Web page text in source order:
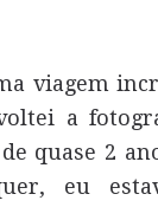
viagem
a
quase 2
eu